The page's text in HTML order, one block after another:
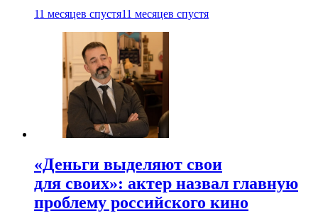
11 месяцев спустя11 месяцев спустя
«Деньги выделяют свои
для своих»: актер назвал главную
проблему российского кино